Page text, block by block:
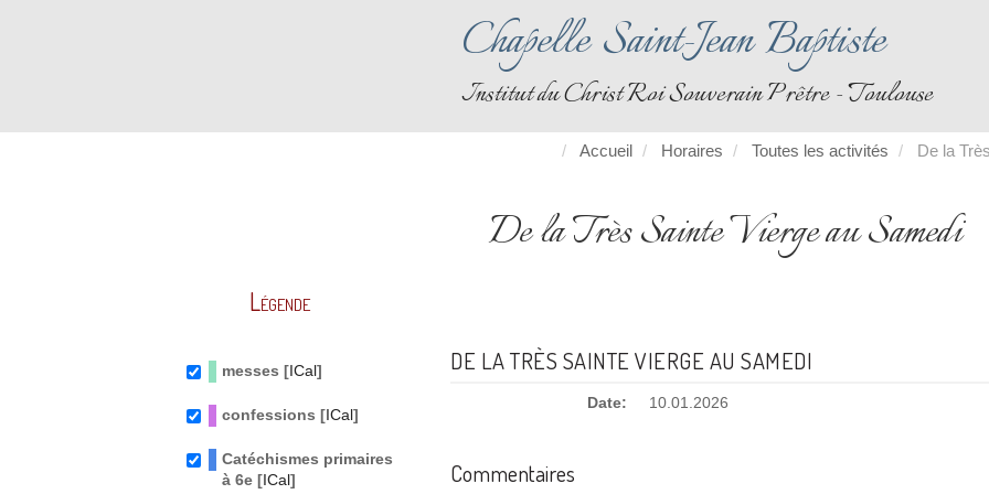
Chapelle Saint-Jean Baptiste
Institut du Christ Roi Souverain Prêtre - Toulouse
Accueil Horaires Toutes les activités De la
De la Très Sainte Vierge au Samedi
Légende
messes [ ICal]
confessions [ ICal]
Catéchismes primaires
à 6e [ ICal]
DE LA TRÈS SAINTE VIERGE AU SAMEDI
Date: 10.01.2026
Commentaires